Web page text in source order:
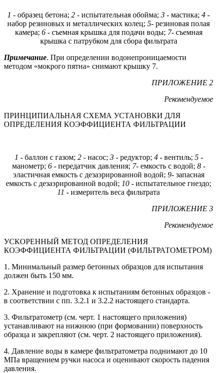
1 - образец бетона; 2 - испытательная обойма; 3 - мастика; 4 -
набор резиновых и металлических колец; 5- резиновая полая
камера; 6 -съемная крышка для подачи воды; 7- съемная
крышка с патрубком для сбора фильтрата
Примечание. При определении водонепроницаемости
методом «мокрого пятна» снимают крышку 7.
ПРИЛОЖЕНИЕ 2
Рекомендуемое
ПРИНЦИПИАЛЬНАЯ СХЕМА УСТАНОВКИ ДЛЯ
ОПРЕДЕЛЕНИЯ КОЭФФИЦИЕНТА ФИЛЬТРАЦИИ
1 -баллон с газом; 2 -насос; 3 -редуктор; 4 -вентиль; 5 -
манометр; 6 -передатчик давления; 7-емкость с водой; 8 -
эластичная емкость с дезаэрированной водой; 9-запасная
емкость с дезаэрированной водой; 10 - испытательное гнездо;
11 - измеритель веса фильтрата
ПРИЛОЖЕНИЕ 3
Рекомендуемое
УСКОРЕННЫЙ МЕТОД ОПРЕДЕЛЕНИЯ
КОЭФФИЦИЕНТА ФИЛЬТРАЦИИ (ФИЛЬТРАТОМЕТРОМ)
1. Минимальный размер бетонных образцов для испытания
должен быть 150 мм.
2. Хранение и подготовка к испытаниям бетонных образцов -
в соответствии с пп. 3.2.1 и 3.2.2 настоящего стандарта.
3. Фильтратометр (см. черт. 1 настоящего приложения)
устанавливают на нижнюю (при формовании) поверхность
образца и закрепляют (см. черт. 2 настоящего приложения).
4. Давление воды в камере фильтратометра поднимают до 10
МПа вращением ручки насоса и оценивают скорость падения
давления.